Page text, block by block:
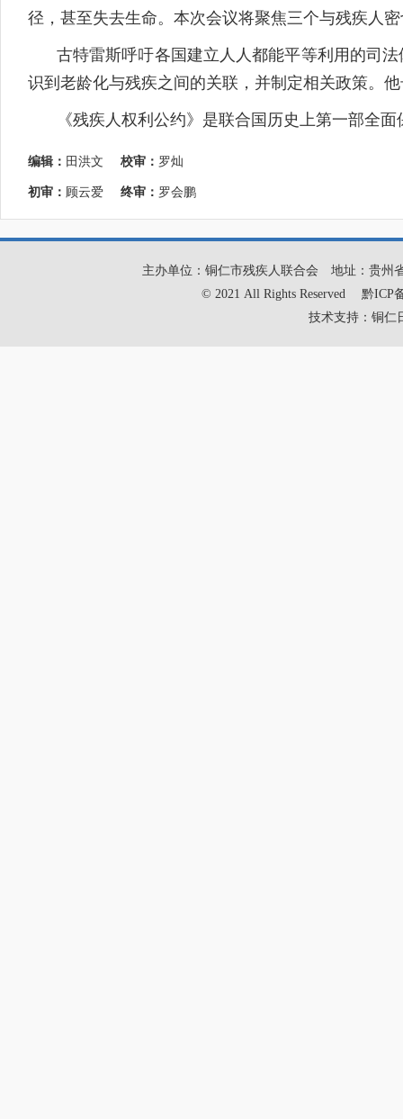
径，甚至失去生命。本次会议将聚焦三个与残疾人
古特雷斯呼吁各国建立人人都能平等利用的司
识到老龄化与残疾之间的关联，并制定相关政策。
《残疾人权利公约》是联合国历史上第一部全
编辑： 田洪文 校审： 罗灿
初审： 顾云爱 终审： 罗会鹏
主办单位：铜仁市残疾人联合会
地址：贵州
© 2021 All Rights Reserved
黔ICP
技术支持：铜仁